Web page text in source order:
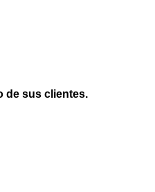
de sus clientes.